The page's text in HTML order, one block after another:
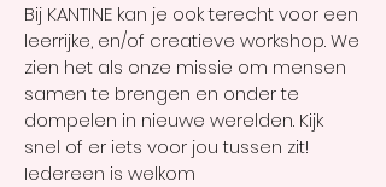
Bij KANTINE kan je ook terecht voor een
leerrijke, en/of creatieve workshop. We
zien het als onze missie om mensen
samen te brengen en onder te
dompelen in nieuwe werelden. Kijk
snel of er iets voor jou tussen zit!
Iedereen is welkom